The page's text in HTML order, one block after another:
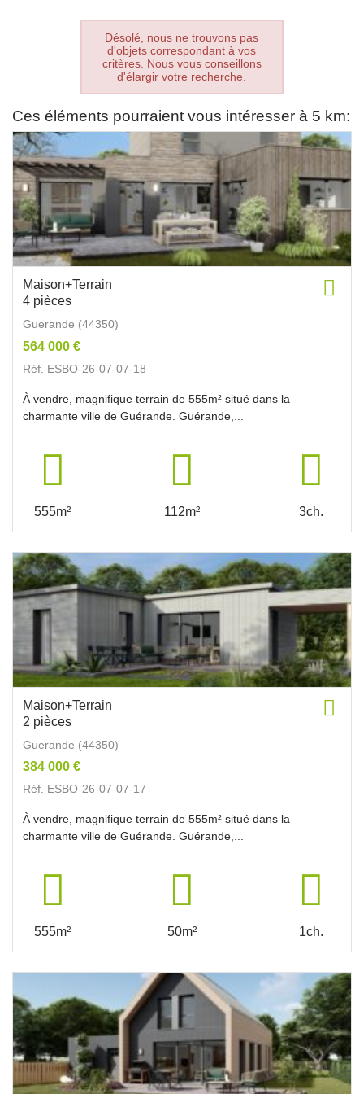
Désolé, nous ne trouvons pas
d'objets correspondant à vos
critères. Nous vous conseillons
d'élargir votre recherche.
Ces éléments pourraient vous intéresser à 5 km:
Maison+Terrain
4 pièces
Guerande (44350)
564 000 €
Réf. ESBO-26-07-07-18
À vendre, magnifique terrain de 555m² situé dans la
charmante ville de Guérande. Guérande,...
555m² 112m² 3ch.
Maison+Terrain
2 pièces
Guerande (44350)
384 000 €
Réf. ESBO-26-07-07-17
À vendre, magnifique terrain de 555m² situé dans la
charmante ville de Guérande. Guérande,...
555m² 50m² 1ch.